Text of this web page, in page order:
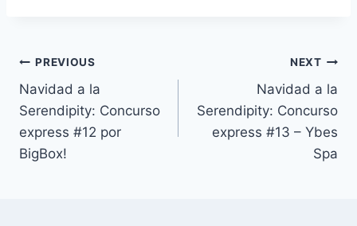
Navegación
de
entradas
PREVIOUS
Navidad a la
Serendipity: Concurso
express #12 por
BigBox!
NEXT
Navidad a la
Serendipity: Concurso
express #13 – Ybes
Spa